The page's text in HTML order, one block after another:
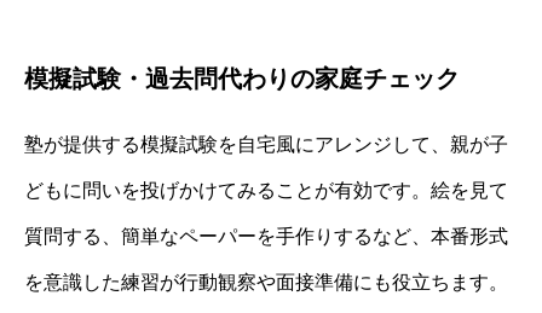
模擬試験・過去問代わりの家庭チェック
塾が提供する模擬試験を自宅風にアレンジして、親が子
どもに問いを投げかけてみることが有効です。絵を見て
質問する、簡単なペーパーを手作りするなど、本番形式
を意識した練習が行動観察や面接準備にも役立ちます。